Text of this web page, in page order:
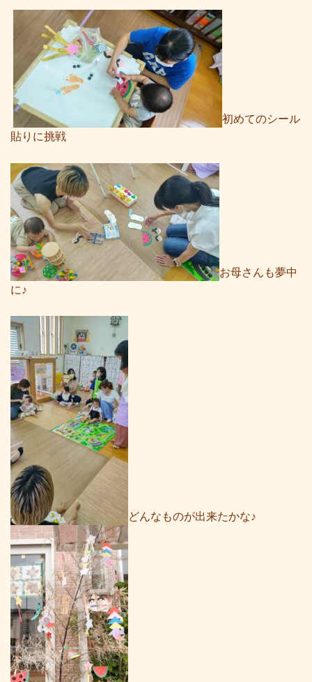
初めてのシール
貼りに挑戦
お母さんも夢中
に♪
どんなものが出来たかな♪